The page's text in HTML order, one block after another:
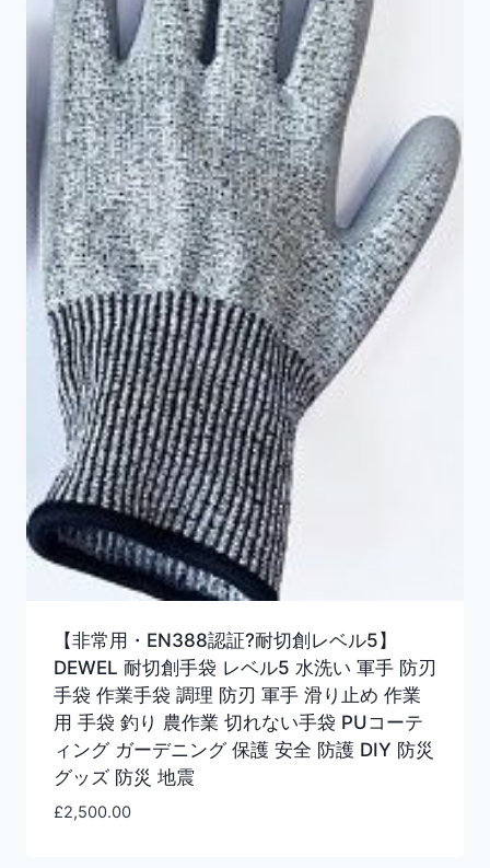
【非常用・EN388認証?耐切創レベル5】
DEWEL 耐切創手袋 レベル5 水洗い 軍手 防刃
手袋 作業手袋 調理 防刃 軍手 滑り止め 作業
用 手袋 釣り 農作業 切れない手袋 PUコーテ
ィング ガーデニング 保護 安全 防護 DIY 防災
グッズ 防災 地震
£2,500.00